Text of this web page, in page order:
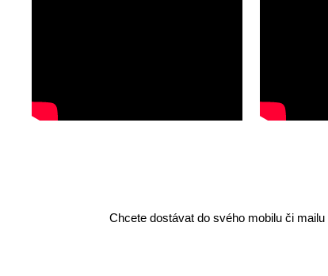
Chcete dostávat do svého mobilu či